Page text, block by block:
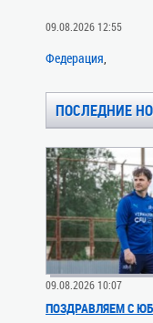
09.08.2026 12:55
Федерация
ПОСЛЕДНИЕ
09.08.2026 10:07
ПОЗДРАВЛЯЕМ С